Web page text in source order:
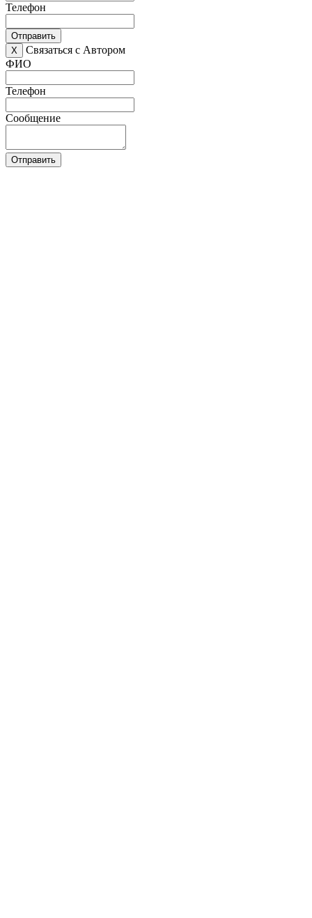
Телефон
Отправить
X
Связаться с Автором
ФИО
Телефон
Сообщение
Отправить